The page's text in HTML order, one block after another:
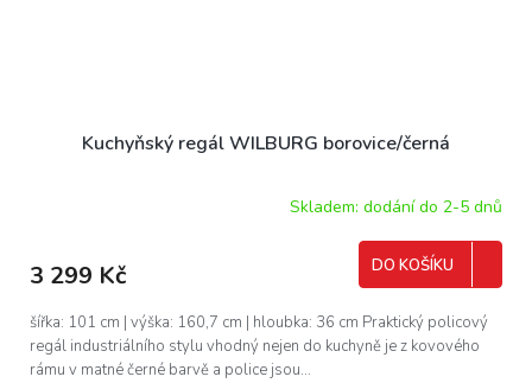
Kuchyňský regál WILBURG borovice/černá
Skladem: dodání do 2-5 dnů
3 299 Kč DO KOŠÍKU
šířka: 101 cm | výška: 160,7 cm | hloubka: 36 cm Praktický policový
regál industriálního stylu vhodný nejen do kuchyně je z kovového
rámu v matné černé barvě a police jsou...